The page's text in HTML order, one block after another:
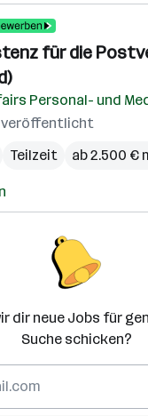
für die
Personal- und
veröffentlicht
Teilzeit ab 2.500 €
dir neue Jobs für
Suche schicken?